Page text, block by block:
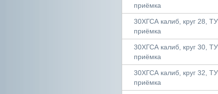
приёмка
30ХГСА калиб, круг 28,
приёмка
30ХГСА калиб, круг 30,
приёмка
30ХГСА калиб, круг 32,
приёмка